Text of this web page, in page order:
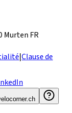
Murten FR
|Clause de